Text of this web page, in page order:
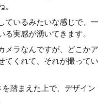
ているみたいな感じで、一
実感が湧いてきます。
メラなんですが、どこかア
てくれて、それが撮ってい
踏まえた上で、デザイン